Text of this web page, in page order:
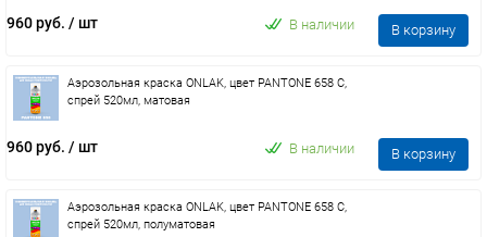
960 руб. / шт В наличии В корзину
Аэрозольная краска ONLAK, цвет PANTONE 658 C,
спрей 520мл, матовая
960 руб. / шт В наличии В корзину
Аэрозольная краска ONLAK, цвет PANTONE 658 C,
спрей 520мл, полуматовая